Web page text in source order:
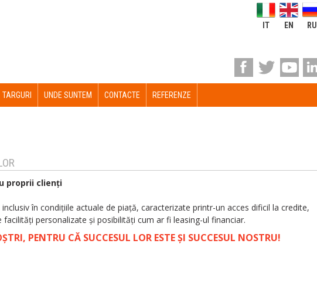
IT EN RU
TARGURI UNDE SUNTEM CONTACTE REFERENZE
proprii clienţi
în condiţiile actuale de piaţă, caracterizate printr-un acces dificil la credite,
personalizate şi posibilităţi cum ar fi leasing-ul financiar.
PENTRU CĂ SUCCESUL LOR ESTE ŞI SUCCESUL NOSTRU!